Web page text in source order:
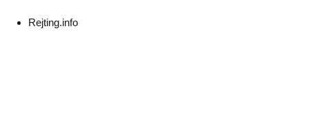
Rejting.info